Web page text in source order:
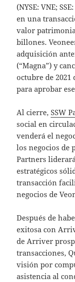
(NYSE: VNE;
en una
valor
billones.
adquisición
(“Magna”) y
octubre de
para aprobar
Al cierre,SSW
social en
venderá el
los negocios de
Partners
estratégicos
transacción
negocios de
Después de
exitosa con
de Arriver
transacciones,
visión por
asistencia al